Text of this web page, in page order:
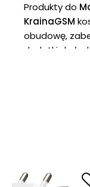
Produkty do
KrainaGSM
obudowę,
dodatki do
Kategoria
Ochrona
powinna